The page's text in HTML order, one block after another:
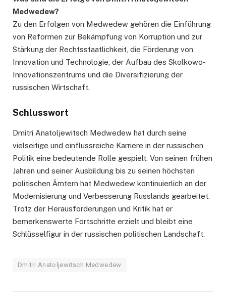
Medwedew?
Zu den Erfolgen von Medwedew gehören die Einführung
von Reformen zur Bekämpfung von Korruption und zur
Stärkung der Rechtsstaatlichkeit, die Förderung von
Innovation und Technologie, der Aufbau des Skolkowo-
Innovationszentrums und die Diversifizierung der
russischen Wirtschaft.
Schlusswort
Dmitri Anatoljewitsch Medwedew hat durch seine
vielseitige und einflussreiche Karriere in der russischen
Politik eine bedeutende Rolle gespielt. Von seinen frühen
Jahren und seiner Ausbildung bis zu seinen höchsten
politischen Ämtern hat Medwedew kontinuierlich an der
Modernisierung und Verbesserung Russlands gearbeitet.
Trotz der Herausforderungen und Kritik hat er
bemerkenswerte Fortschritte erzielt und bleibt eine
Schlüsselfigur in der russischen politischen Landschaft.
Dmitri Anatoljewitsch Medwedew